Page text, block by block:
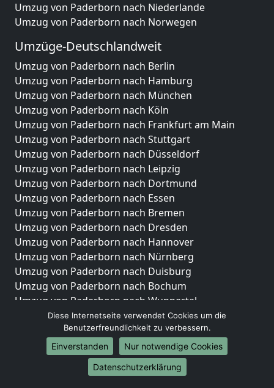
Umzug von Paderborn nach Niederlande
Umzug von Paderborn nach Norwegen
Umzüge-Deutschlandweit
Umzug von Paderborn nach Berlin
Umzug von Paderborn nach Hamburg
Umzug von Paderborn nach München
Umzug von Paderborn nach Köln
Umzug von Paderborn nach Frankfurt am Main
Umzug von Paderborn nach Stuttgart
Umzug von Paderborn nach Düsseldorf
Umzug von Paderborn nach Leipzig
Umzug von Paderborn nach Dortmund
Umzug von Paderborn nach Essen
Umzug von Paderborn nach Bremen
Umzug von Paderborn nach Dresden
Umzug von Paderborn nach Hannover
Umzug von Paderborn nach Nürnberg
Umzug von Paderborn nach Duisburg
Umzug von Paderborn nach Bochum
Umzug von Paderborn nach Wuppertal
Umzug von Paderborn nach Bielefeld
Umzug von Paderborn nach Bonn
Umzug von Paderborn nach Münster
Internationale-Umzüge
Diese Internetseite verwendet Cookies um die
Benutzerfreundlichkeit zu verbessern.
Einverstanden
Nur notwendige Cookies
Datenschutzerklärung